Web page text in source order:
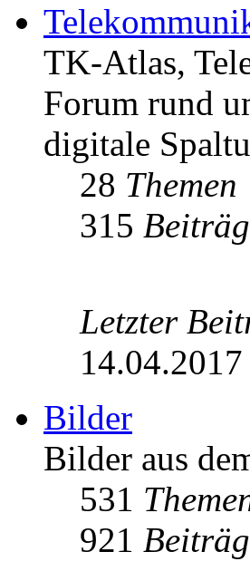
TK-Atlas,
Forum rund
digitale
28 Themen
315
Letzter
Bilder
Bilder aus
531
921